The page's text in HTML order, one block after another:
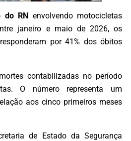
do RN
envolvendo motocicletas
janeiro e maio de 2026, os
por 41% dos óbitos
contabilizadas no período
O número representa um
aos cinco primeiros meses
de Estado da Segurança